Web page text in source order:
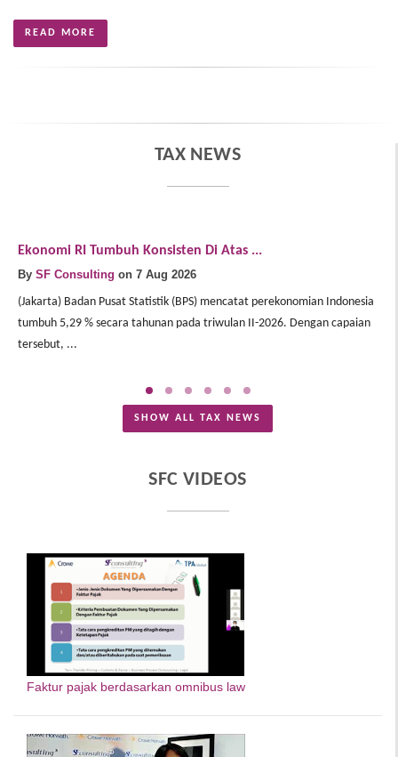
READ MORE
TAX NEWS
Ekonomi RI Tumbuh Konsisten Di Atas ...
By SF Consulting on 7 Aug 2026
(Jakarta) Badan Pusat Statistik (BPS) mencatat perekonomian Indonesia
tumbuh 5,29 % secara tahunan pada triwulan II-2026. Dengan capaian
tersebut, ...
SHOW ALL TAX NEWS
SFC VIDEOS
Faktur pajak berdasarkan omnibus law